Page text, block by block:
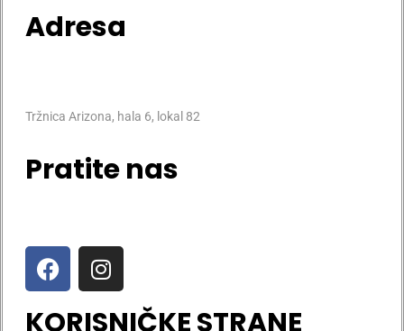
Adresa
Tržnica Arizona, hala 6, lokal 82
Pratite nas
KORISNIČKE STRANE